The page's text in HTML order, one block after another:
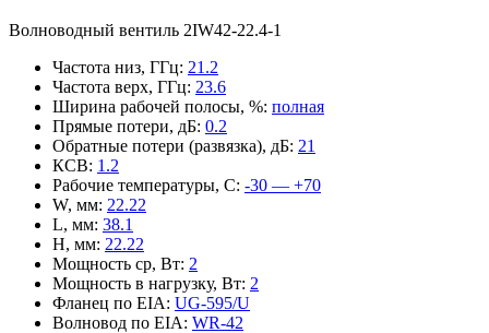
Волноводный вентиль 2IW42-22.4-1
Частота низ, ГГц: 21.2
Частота верх, ГГц: 23.6
Ширина рабочей полосы, %: полная
Прямые потери, дБ: 0.2
Обратные потери (развязка), дБ: 21
КСВ: 1.2
Рабочие температуры, С: -30 — +70
W, мм: 22.22
L, мм: 38.1
H, мм: 22.22
Мощность ср, Вт: 2
Мощность в нагрузку, Вт: 2
Фланец по EIA: UG-595/U
Волновод по EIA: WR-42